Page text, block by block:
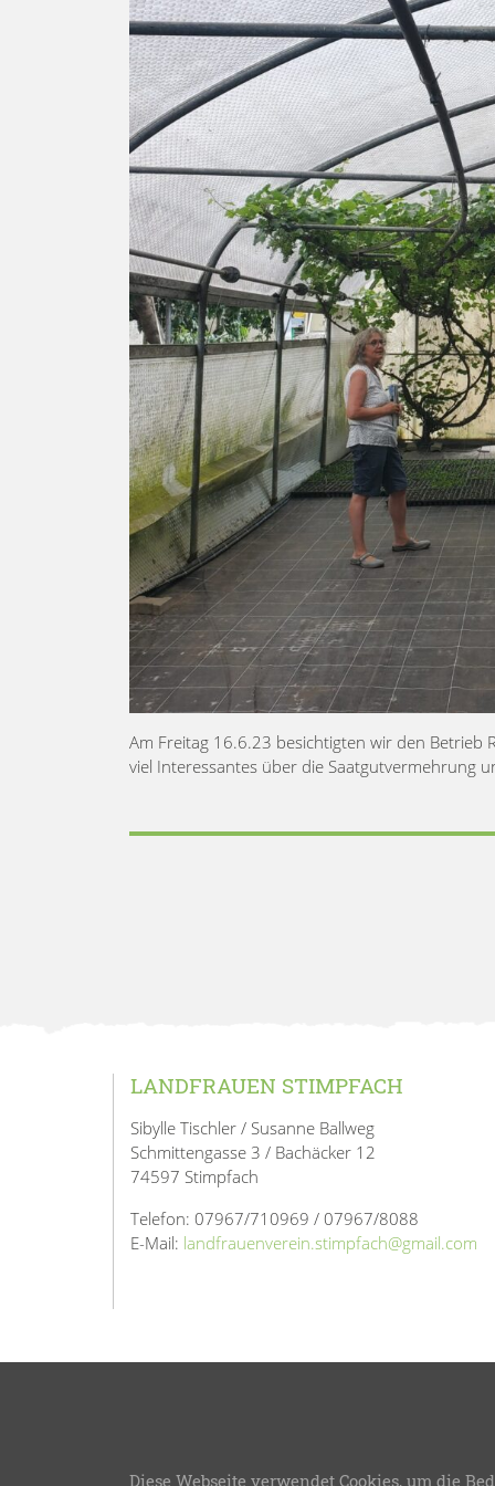
Am Freitag 16.6.23 besichtigten wir den
viel Interessantes über die Saatgutvermehrung
LANDFRAUEN STIMPFACH
Sibylle Tischler / Susanne Ballweg
Schmittengasse 3 / Bachäcker 12
74597 Stimpfach
Telefon: 07967/710969 / 07967/8088
E-Mail: landfrauenverein.stimpfach@gmail.com
LFWB Theme Version
Diese Webseite verwendet Cookies, um die